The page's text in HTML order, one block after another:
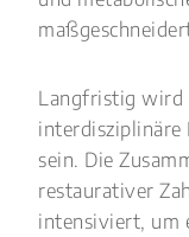
Langfristig wird
interdisziplinäre
sein. Die
restaurativer
intensiviert, um